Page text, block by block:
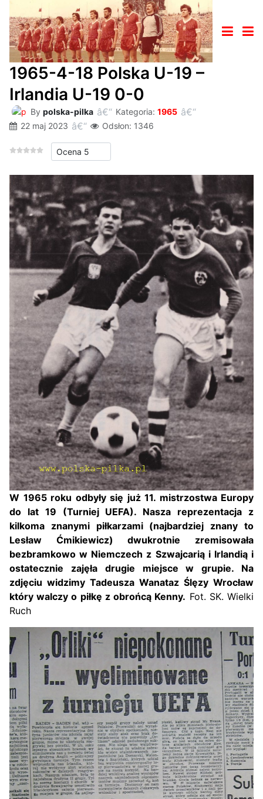
1965-4-18 Polska U-19 –
Irlandia U-19 0-0
By polska-pilka Kategoria: 1965
22 maj 2023
Odsłon: 1346
Proszę, oceń
W 1965 roku odbyły się już 11. mistrzostwa Europy
do lat 19 (Turniej UEFA). Nasza reprezentacja z
kilkoma znanymi piłkarzami (najbardziej znany to
Lesław Ćmikiewicz) dwukrotnie zremisowała
bezbramkowo w Niemczech z Szwajcarią i Irlandią i
ostatecznie zajęła drugie miejsce w grupie. Na
zdjęciu widzimy Tadeusza Wanataz Ślęzy Wrocław
który walczy o piłkę z obrońcą Kenny. Fot. SK. Wielki
Ruch